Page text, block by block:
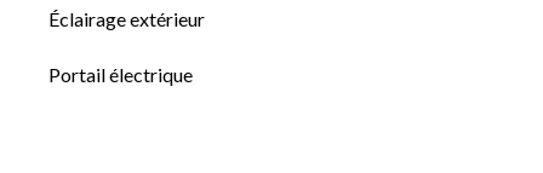
Éclairage extérieur
Portail électrique